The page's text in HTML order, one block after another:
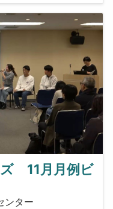
11月月例ビ
ンター